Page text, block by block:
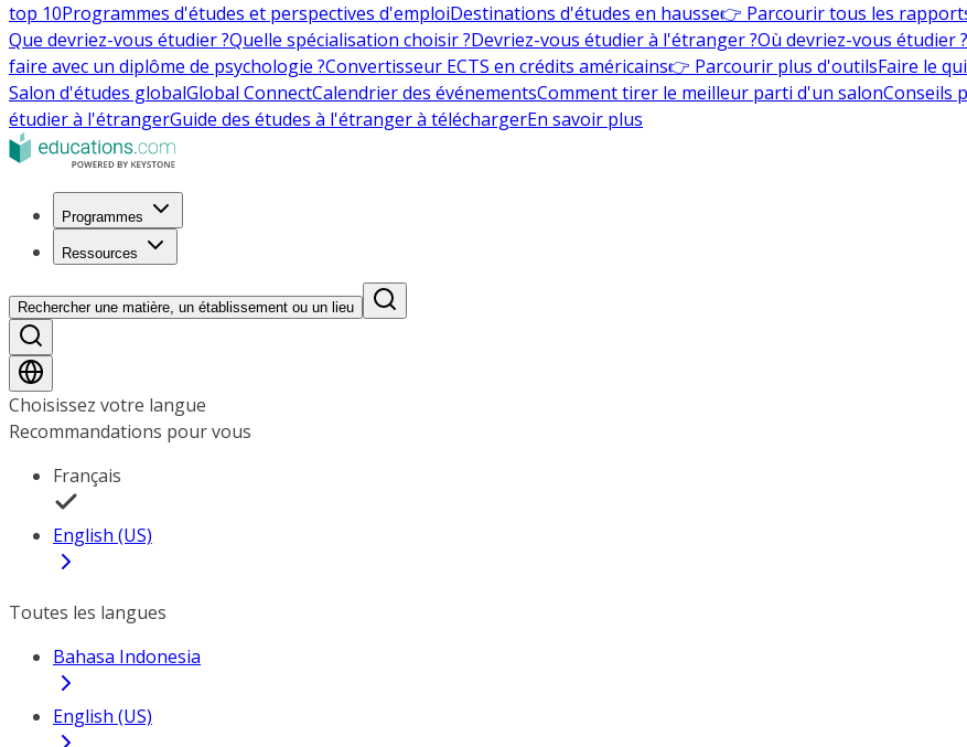
top 10Programmes d'études et perspectives d'emploiDestinations d'études en hausse👉 Parcourir tous les
Que devriez-vous étudier ?Quelle spécialisation choisir ?Devriez-vous étudier à l'étranger ?Où devriez-vous étudier ?
faire avec un diplôme de psychologie ?Convertisseur ECTS en crédits américains👉 Parcourir plus d'outilsFaire le
Salon d'études globalGlobal ConnectCalendrier des événementsComment tirer le meilleur parti d'un salonConseils
étudier à l'étrangerGuide des études à l'étranger à téléchargerEn savoir plus
Programmes
Ressources
Rechercher une matière, un établissement ou un lieu
Choisissez votre langue
Recommandations pour vous
Français
English (US)
Toutes les langues
Bahasa Indonesia
English (US)